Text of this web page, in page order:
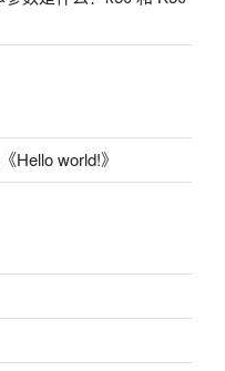
Hello world!》